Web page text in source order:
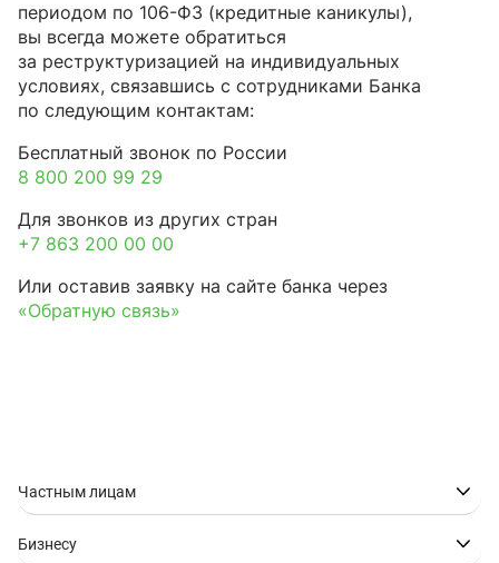
периодом по 106-ФЗ (кредитные каникулы),
вы всегда можете обратиться
за реструктуризацией на индивидуальных
условиях, связавшись с сотрудниками Банка
по следующим контактам:
Бесплатный звонок по России
8 800 200 99 29
Для звонков из других стран
+7 863 200 00 00
Или оставив заявку на сайте банка через
«Обратную связь»
Частным лицам
Бизнесу